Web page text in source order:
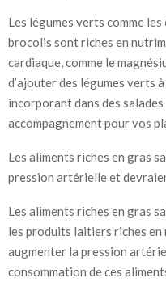
Les légumes verts comme
brocolis sont riches en
cardiaque, comme le
d’ajouter des légumes verts
incorporant dans des
accompagnement pour vos
Les aliments riches en gras
pression artérielle et
Les aliments riches en gras
les produits laitiers riches
augmenter la pression
consommation de ces